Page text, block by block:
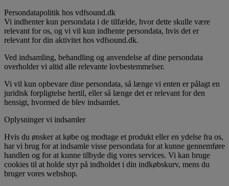
Persondatapolitik hos vdfsound.dk
Vi indhenter kun persondata i de tilfælde, hvor dette skulle være
relevant for os, og vi vil kun indhente persondata, hvis det er
relevant for din aktivitet hos vdfsound.dk.
Ved indsamling, behandling og anvendelse af dine persondata
overholder vi altid alle relevante lovbestemmelser.
Vi vil kun opbevare dine persondata, så længe vi enten er pålagt en
juridisk forpligtelse hertil, eller så længe det er relevant for den
hensigt, hvormed de blev indsamlet.
Oplysninger vi indsamler
Hvis du ønsker at købe og modtage et produkt eller en ydelse fra os,
har vi brug for at indsamle visse persondata for at kunne gennemføre
handlen og for at kunne tilbyde dig vores services. Vi kan bruge
cookies til at holde styr på indholdet i din indkøbskurv, mens du
bruger vores webshop.